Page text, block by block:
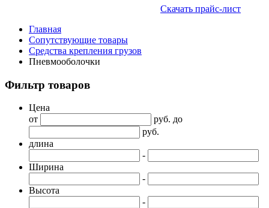
Скачать прайс-лист
Главная
Сопутствующие товары
Средства крепления грузов
Пневмооболочки
Фильтр товаров
Цена
от
руб. до
руб.
длина
-
Ширина
-
Высота
-